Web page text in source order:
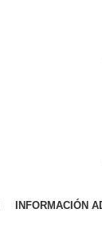
INFORMACIÓN